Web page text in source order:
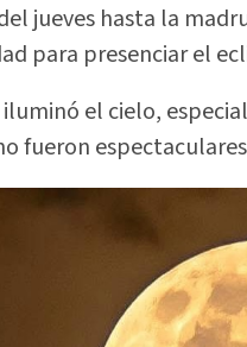
jueves hasta la
para presenciar el
iluminó el cielo,
fueron